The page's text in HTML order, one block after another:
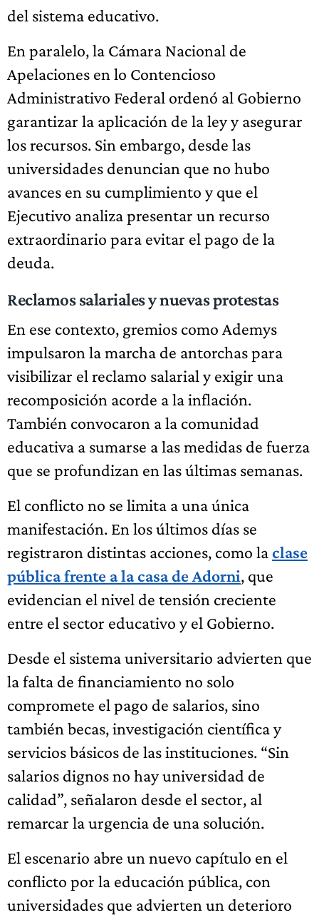
del sistema educativo.
En paralelo, la Cámara Nacional de
Apelaciones en lo Contencioso
Administrativo Federal ordenó al Gobierno
garantizar la aplicación de la ley y asegurar
los recursos. Sin embargo, desde las
universidades denuncian que no hubo
avances en su cumplimiento y que el
Ejecutivo analiza presentar un recurso
extraordinario para evitar el pago de la
deuda.
Reclamos salariales y nuevas protestas
En ese contexto, gremios como Ademys
impulsaron la marcha de antorchas para
visibilizar el reclamo salarial y exigir una
recomposición acorde a la inflación.
También convocaron a la comunidad
educativa a sumarse a las medidas de fuerza
que se profundizan en las últimas semanas.
El conflicto no se limita a una única
manifestación. En los últimos días se
registraron distintas acciones, como laclase
pública frente a la casa de Adorni, que
evidencian el nivel de tensión creciente
entre el sector educativo y el Gobierno.
Desde el sistema universitario advierten que
la falta de financiamiento no solo
compromete el pago de salarios, sino
también becas, investigación científica y
servicios básicos de las instituciones. “Sin
salarios dignos no hay universidad de
calidad”, señalaron desde el sector, al
remarcar la urgencia de una solución.
El escenario abre un nuevo capítulo en el
conflicto por la educación pública, con
universidades que advierten un deterioro